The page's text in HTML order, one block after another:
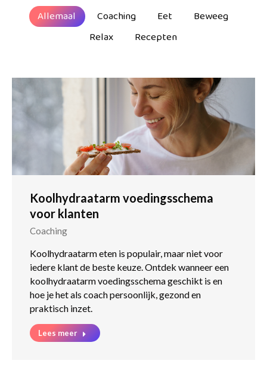
Allemaal Beweeg
Coaching
Eet
Recepten
Relax
Koolhydraatarm voedingsschema
voor klanten
Coaching
Koolhydraatarm eten is populair, maar niet voor
iedere klant de beste keuze. Ontdek wanneer een
koolhydraatarm voedingsschema geschikt is en
hoe je het als coach persoonlijk, gezond en
praktisch inzet.
Lees meer